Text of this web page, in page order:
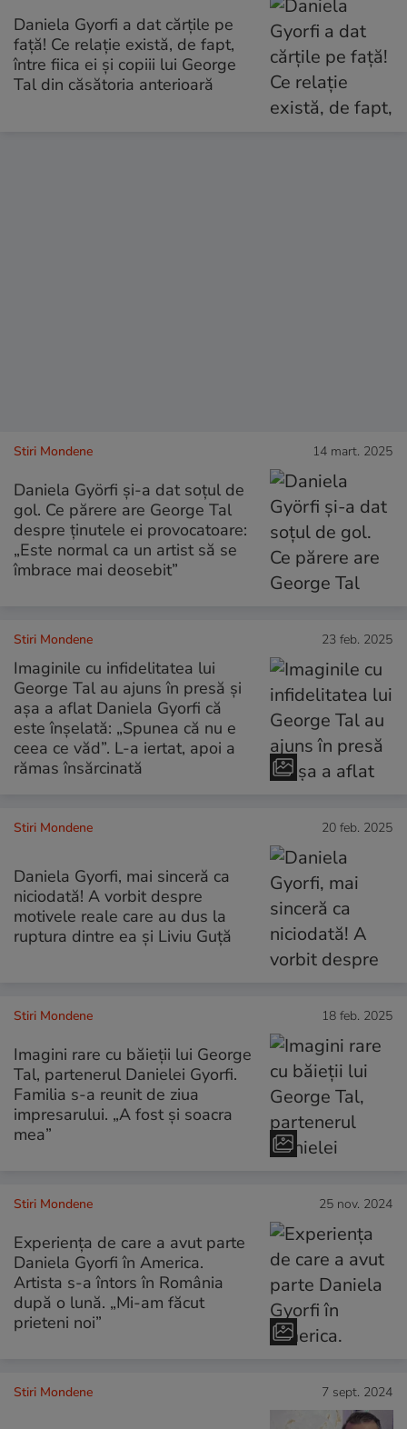
Daniela Gyorfi a dat cărțile pe
față! Ce relație există, de fapt,
între fiica ei și copiii lui George
Tal din căsătoria anterioară
Stiri Mondene 14 mart. 2025
Daniela Györfi și-a dat soțul de
gol. Ce părere are George Tal
despre ținutele ei provocatoare:
„Este normal ca un artist să se
îmbrace mai deosebit”
Stiri Mondene 23 feb. 2025
Imaginile cu infidelitatea lui
George Tal au ajuns în presă și
așa a aflat Daniela Gyorfi că
este înșelată: „Spunea că nu e
ceea ce văd”. L-a iertat, apoi a
rămas însărcinată
Stiri Mondene 20 feb. 2025
Daniela Gyorfi, mai sinceră ca
niciodată! A vorbit despre
motivele reale care au dus la
ruptura dintre ea și Liviu Guță
Stiri Mondene 18 feb. 2025
Imagini rare cu băieții lui George
Tal, partenerul Danielei Gyorfi.
Familia s-a reunit de ziua
impresarului. „A fost și soacra
mea”
Stiri Mondene 25 nov. 2024
Experiența de care a avut parte
Daniela Gyorfi în America.
Artista s-a întors în România
după o lună. „Mi-am făcut
prieteni noi”
Stiri Mondene 7 sept. 2024